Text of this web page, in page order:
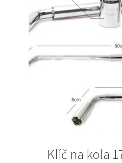
Klíč na kola